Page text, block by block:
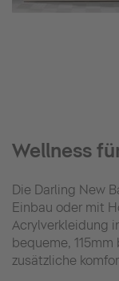
Wellness
Die Darling New
Einbau oder mit
Acrylverkleidung
bequeme,
zusätzliche